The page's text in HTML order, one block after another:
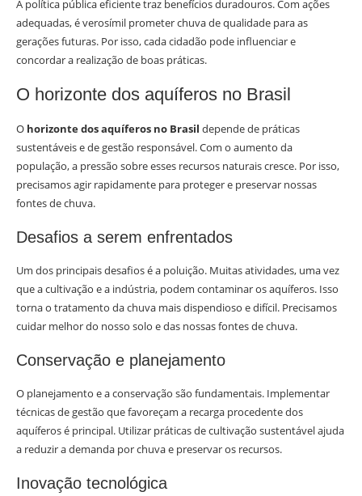
A política pública eficiente traz benefícios duradouros. Com ações
adequadas, é verosímil prometer chuva de qualidade para as
gerações futuras. Por isso, cada cidadão pode influenciar e
concordar a realização de boas práticas.
O horizonte dos aquíferos no Brasil
O horizonte dos aquíferos no Brasil depende de práticas
sustentáveis e de gestão responsável. Com o aumento da
população, a pressão sobre esses recursos naturais cresce. Por isso,
precisamos agir rapidamente para proteger e preservar nossas
fontes de chuva.
Desafios a serem enfrentados
Um dos principais desafios é a poluição. Muitas atividades, uma vez
que a cultivação e a indústria, podem contaminar os aquíferos. Isso
torna o tratamento da chuva mais dispendioso e difícil. Precisamos
cuidar melhor do nosso solo e das nossas fontes de chuva.
Conservação e planejamento
O planejamento e a conservação são fundamentais. Implementar
técnicas de gestão que favoreçam a recarga procedente dos
aquíferos é principal. Utilizar práticas de cultivação sustentável ajuda
a reduzir a demanda por chuva e preservar os recursos.
Inovação tecnológica